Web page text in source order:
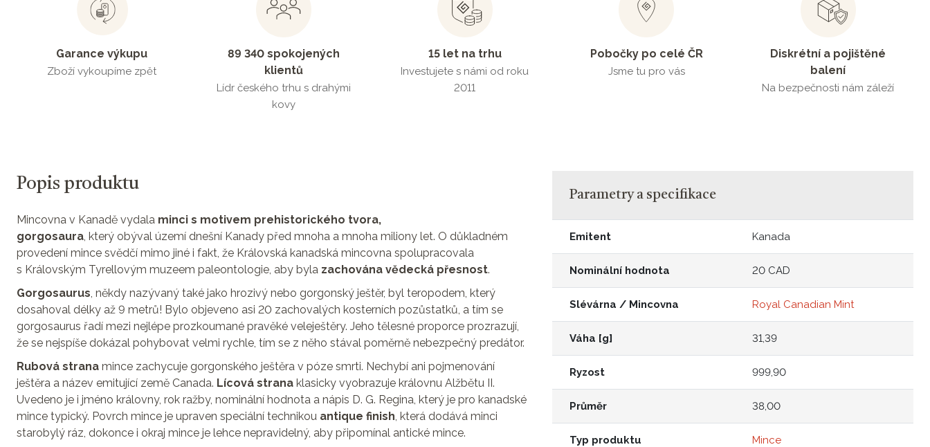
Garance výkupu
Zboží vykoupíme zpět
89 340 spokojených
klientů
Lídr českého trhu s drahými
kovy
15 let na trhu
Investujete s námi od roku
2011
Pobočky po celé ČR
Jsme tu pro vás
Diskrétní a pojištěné
balení
Na bezpečnosti nám záleží
Popis produktu
Mincovna v Kanadě vydala minci s motivem prehistorického tvora,
gorgosaura, který obýval území dnešní Kanady před mnoha a mnoha miliony let. O důkladném
provedení mince svědčí mimo jiné i fakt, že Královská kanadská mincovna spolupracovala
s Královským Tyrellovým muzeem paleontologie, aby byla zachována vědecká přesnost.
Gorgosaurus, někdy nazývaný také jako hrozivý nebo gorgonský ještěr, byl teropodem, který
dosahoval délky až 9 metrů! Bylo objeveno asi 20 zachovalých kosterních pozůstatků, a tím se
gorgosaurus řadí mezi nejlépe prozkoumané pravěké veleještěry. Jeho tělesné proporce prozrazují,
že se nejspíše dokázal pohybovat velmi rychle, tím se z něho stával poměrně nebezpečný predátor.
Rubová strana mince zachycuje gorgonského ještěra v póze smrti. Nechybí ani pojmenování
ještěra a název emitující země Canada. Lícová strana klasicky vyobrazuje královnu Alžbětu II.
Uvedeno je i jméno královny, rok ražby, nominální hodnota a nápis D. G. Regina, který je pro kanadské
mince typický. Povrch mince je upraven speciální technikou antique finish, která dodává minci
starobylý ráz, dokonce i okraj mince je lehce nepravidelný, aby připomínal antické mince.
Parametry a specifikace
Emitent Kanada
Nominální hodnota 20 CAD
Slévárna / Mincovna Royal Canadian Mint
Váha [g] 31,39
Ryzost 999,90
Průměr 38,00
Typ produktu Mince